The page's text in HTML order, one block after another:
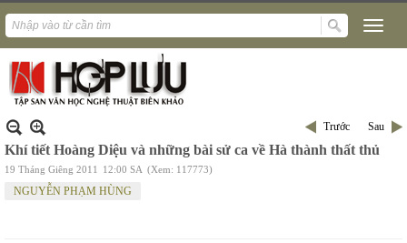
Trước Sau
Khí tiết Hoàng Diệu và những bài sử ca về Hà thành thất thủ
19 Tháng Giêng 2011 12:00 SA (Xem: 117773)
NGUYỄN PHẠM HÙNG